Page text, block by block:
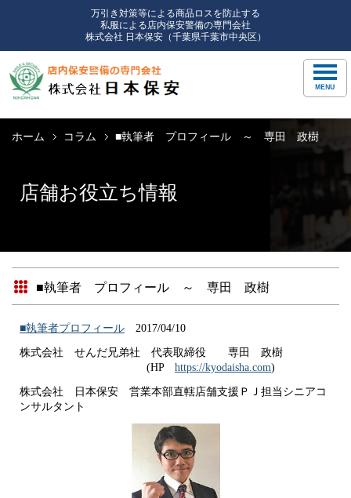
万引き対策等による商品ロスを防止する
私服による店内保安警備の専門会社
株式会社 日本保安（千葉県千葉市中央区）
ホーム コラム ■執筆者 プロフィール ～ 専田 政樹
店舗お役立ち情報
■執筆者 プロフィール ～ 専田 政樹
■執筆者プロフィール 2017/04/10
株式会社 せんだ兄弟社 代表取締役 専田 政樹
(HP https://kyodaisha.com)
株式会社 日本保安 営業本部直轄店舗支援ＰＪ担当シニアコ
ンサルタント